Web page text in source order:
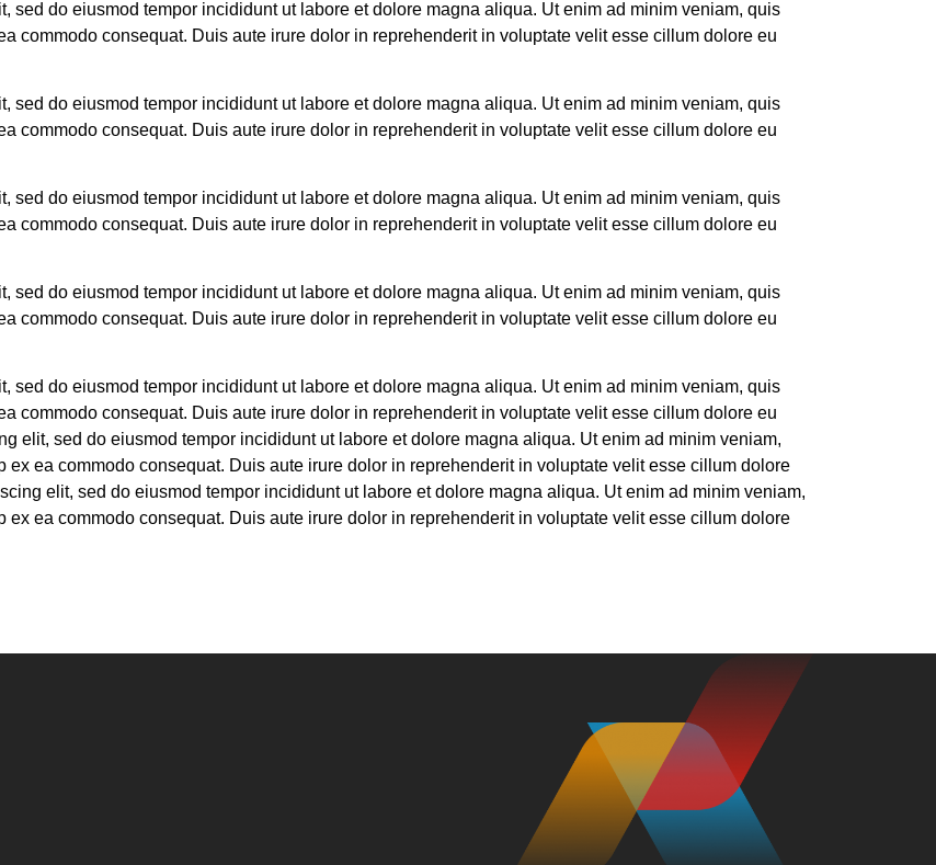
sed do eiusmod tempor incididunt ut labore et dolore magna aliqua. Ut enim ad minim veniam, quis
commodo consequat. Duis aute irure dolor in reprehenderit in voluptate velit esse cillum dolore eu
sed do eiusmod tempor incididunt ut labore et dolore magna aliqua. Ut enim ad minim veniam, quis
commodo consequat. Duis aute irure dolor in reprehenderit in voluptate velit esse cillum dolore eu
sed do eiusmod tempor incididunt ut labore et dolore magna aliqua. Ut enim ad minim veniam, quis
commodo consequat. Duis aute irure dolor in reprehenderit in voluptate velit esse cillum dolore eu
sed do eiusmod tempor incididunt ut labore et dolore magna aliqua. Ut enim ad minim veniam, quis
commodo consequat. Duis aute irure dolor in reprehenderit in voluptate velit esse cillum dolore eu
sed do eiusmod tempor incididunt ut labore et dolore magna aliqua. Ut enim ad minim veniam, quis
commodo consequat. Duis aute irure dolor in reprehenderit in voluptate velit esse cillum dolore eu
elit, sed do eiusmod tempor incididunt ut labore et dolore magna aliqua. Ut enim ad minim veniam,
ea commodo consequat. Duis aute irure dolor in reprehenderit in voluptate velit esse cillum dolore
elit, sed do eiusmod tempor incididunt ut labore et dolore magna aliqua. Ut enim ad minim veniam,
ea commodo consequat. Duis aute irure dolor in reprehenderit in voluptate velit esse cillum dolore